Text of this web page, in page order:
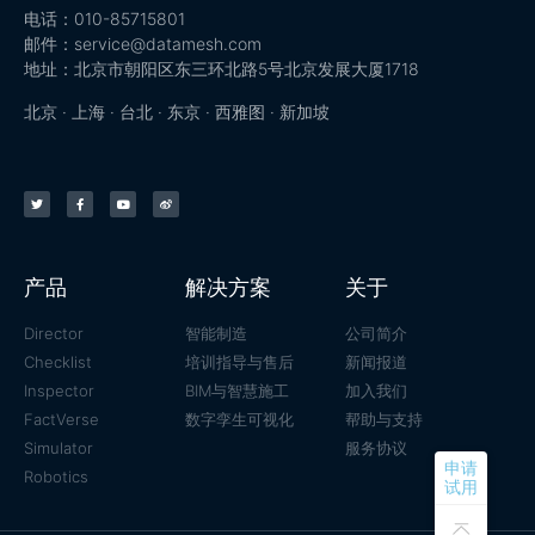
申请
试用
电话：010-85715801
邮件：service@datamesh.com
地址：北京市朝阳区东三环北路5号北京发展大厦1718
北京 · 上海 · 台北 · 东京 · 西雅图 · 新加坡
产品
Director
Checklist
Inspector
FactVerse
Simulator
Robotics
解决方案
智能制造
培训指导与售后
BIM与智慧施工
数字孪生可视化
关于
公司简介
新闻报道
加入我们
帮助与支持
服务协议